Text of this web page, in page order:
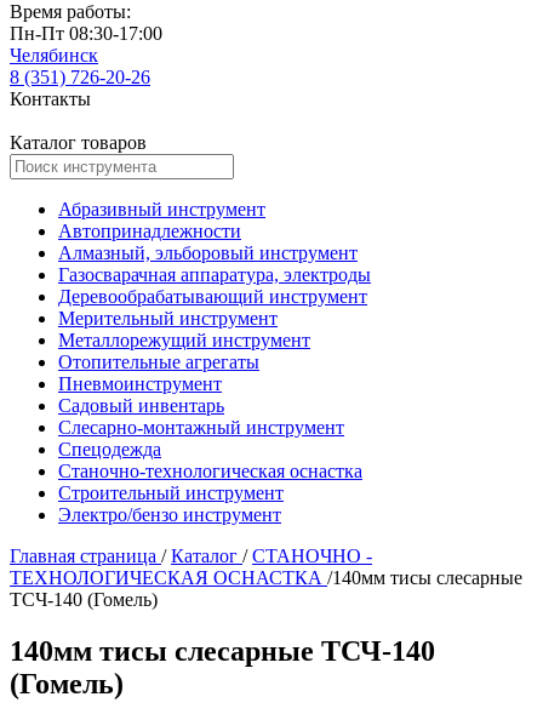
Время работы:
Пн-Пт 08:30-17:00
Челябинск
8 (351) 726-20-26
Контакты
Каталог товаров
Абразивный инструмент
Автопринадлежности
Алмазный, эльборовый инструмент
Газосварачная аппаратура, электроды
Деревообрабатывающий инструмент
Мерительный инструмент
Металлорежущий инструмент
Отопительные агрегаты
Пневмоинструмент
Садовый инвентарь
Слесарно-монтажный инструмент
Спецодежда
Станочно-технологическая оснастка
Строительный инструмент
Электро/бензо инструмент
Главная страница / Каталог / СТАНОЧНО -
ТЕХНОЛОГИЧЕСКАЯ ОСНАСТКА /140мм тисы слесарные
ТСЧ-140 (Гомель)
140мм тисы слесарные ТСЧ-140
(Гомель)